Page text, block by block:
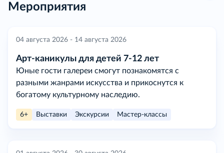
Мероприятия
04 августа 2026 - 14 августа 2026
Арт-каникулы для детей 7-12 лет
Юные гости галереи смогут познакомятся с
разными жанрами искусства и прикоснутся к
богатому культурному наследию.
6+ Выставки Экскурсии Мастер-классы